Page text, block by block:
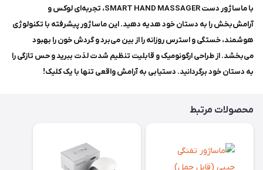
با ماساژور دست SMART HAND MASSAGER، تجربه‌ای لوکس و
آرامش‌بخش را به دستان خود هدیه دهید. این ماساژور پیشرفته با تکنولوژی
هوشمند، خستگی و استرس روزانه را از بین می‌برد و گردش خون را بهبود
می‌بخشد. از طراحی ارگونومیک و قابلیت تنظیم شدت لذت ببرید و حس تازگی را
به دستان خود برگردانید. دستیابی به آرامش واقعی تنها با یک کلیک!
محصولات مرتبط